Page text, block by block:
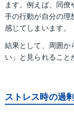
ます。例えば、同
手の行動が自分の理
感じてしまいます。
結果として、周囲か
い」と見られること
ストレス時の過